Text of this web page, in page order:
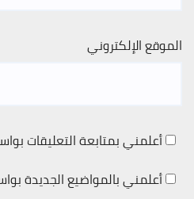
الموقع الإلكتروني
أعلمني بمتابعة التعليقات
أعلمني بالمواضيع الجديدة